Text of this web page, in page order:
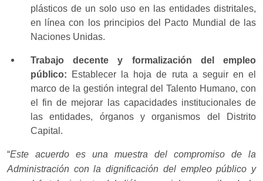
plásticos de un solo uso en las entidades distritales,
en línea con los principios del Pacto Mundial de las
Naciones Unidas.
Trabajo decente y formalización del empleo
público:
Establecer la hoja de ruta a seguir en el
marco de la gestión integral del Talento Humano, con
el fin de mejorar las capacidades institucionales de
las entidades, órganos y organismos del Distrito
Capital.
“Este acuerdo es una muestra del compromiso de la
Administración con la dignificación del empleo público y